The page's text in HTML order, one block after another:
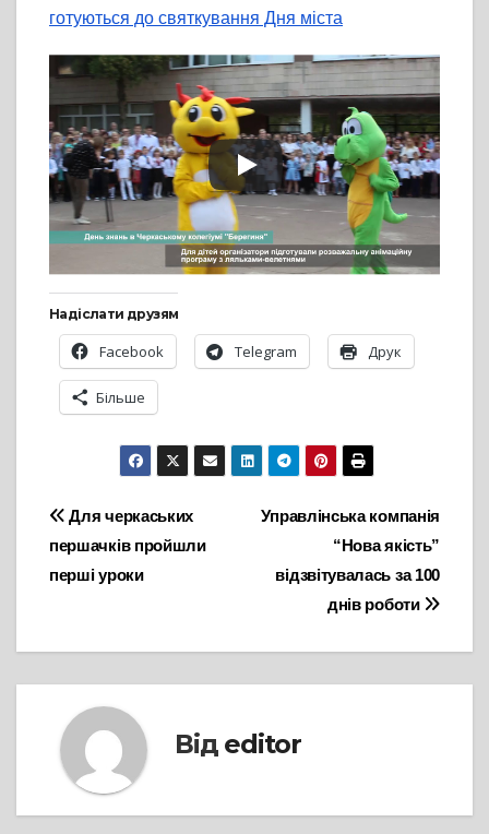
готуються до святкування Дня міста
Надіслати друзям
Facebook Telegram Друк
Більше
Навігація
записів
Управлінська компанія
“Нова якість”
відзвітувалась за 100
днів роботи
Для черкаських
першачків пройшли
перші уроки
Від editor